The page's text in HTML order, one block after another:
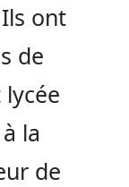
ont
de
lycée
la
de